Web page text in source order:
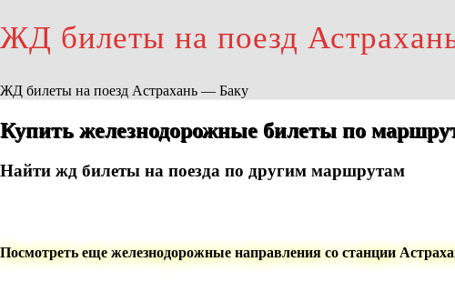
ЖД билеты на поезд
ЖД билеты на поезд Астрахань — Баку
Купить железнодорожные билеты по
Найти жд билеты на поезда по другим маршрутам
Посмотреть еще железнодорожные направления со станции